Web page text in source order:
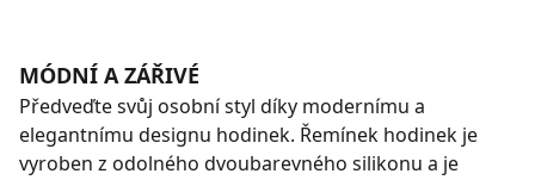
MÓDNÍ A ZÁŘIVÉ
Předveďte svůj osobní styl díky modernímu a
elegantnímu designu hodinek. Řemínek hodinek je
vyroben z odolného dvoubarevného silikonu a je